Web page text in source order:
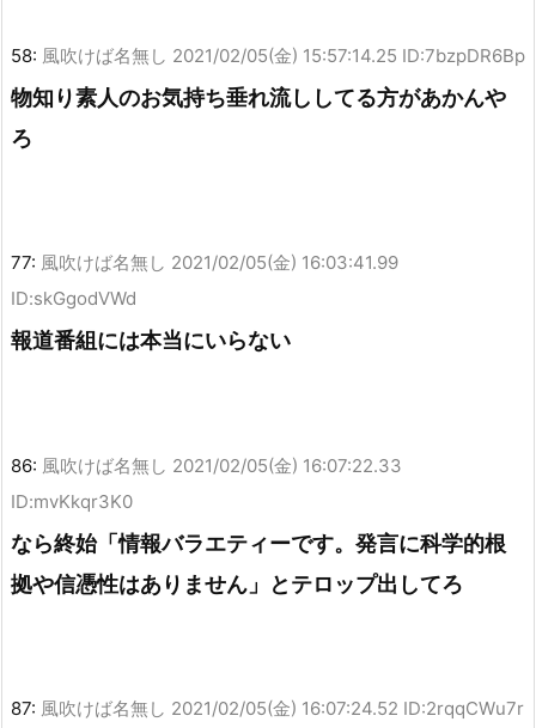
58: 風吹けば名無し 2021/02/05(金) 15:57:14.25 ID:7bzpDR6Bp
物知り素人のお気持ち垂れ流ししてる方があかんや
ろ
77: 風吹けば名無し 2021/02/05(金) 16:03:41.99
ID:skGgodVWd
報道番組には本当にいらない
86: 風吹けば名無し 2021/02/05(金) 16:07:22.33
ID:mvKkqr3K0
なら終始「情報バラエティーです。発言に科学的根
拠や信憑性はありません」とテロップ出してろ
87: 風吹けば名無し 2021/02/05(金) 16:07:24.52 ID:2rqqCWu7r